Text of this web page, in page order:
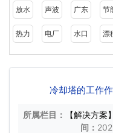
放水 声波 广东 节
热力 电厂 水口 漂
冷却塔的工作
所属栏目： 【解决方案】
间：